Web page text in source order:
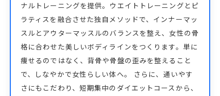
ナルトレーニングを提供。ウエイトトレーニングとピ
ラティスを融合させた独自メソッドで、インナーマッ
スルとアウターマッスルのバランスを整え、女性の骨
格に合わせた美しいボディラインをつくります。単に
痩せるのではなく、背骨や骨盤の歪みを整えること
で、しなやかで女性らしい体へ。 さらに、通いやす
さにもこだわり、短期集中のダイエットコースから、